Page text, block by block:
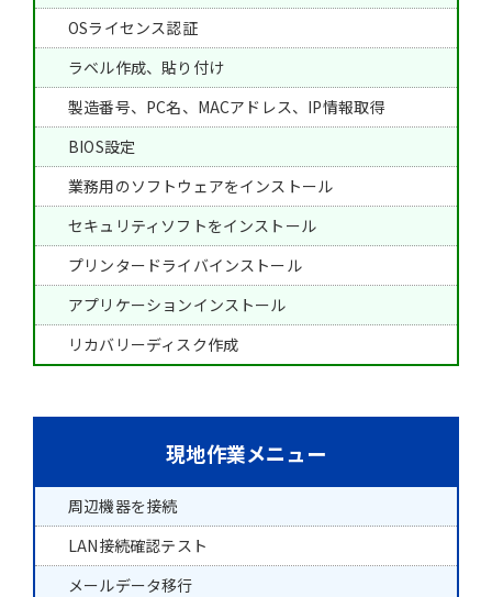
OSライセンス認証
ラベル作成、貼り付け
製造番号、PC名、MACアドレス、IP情報取得
BIOS設定
業務用のソフトウェアをインストール
セキュリティソフトをインストール
プリンタードライバインストール
アプリケーションインストール
リカバリーディスク作成
現地作業メニュー
周辺機器を接続
LAN接続確認テスト
メールデータ移行